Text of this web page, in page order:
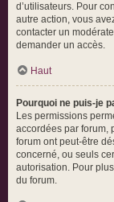
d’utilisateurs. Pour
autre action, vous
contacter un
demander un accès.
Haut
Pourquoi ne puis-je
Les permissions
accordées par forum,
forum ont peut-être
concerné, ou seuls
autorisation. Pour
du forum.